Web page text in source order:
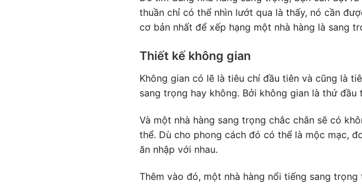
thuần chỉ có thể nhìn lướt qua là thấy, nó cần
cơ bản nhất để xếp hạng một nhà hàng là sang
Thiết kế không gian
Không gian có lẽ là tiêu chí đầu tiên và cũng là
sang trọng hay không. Bởi không gian là thứ
Và một nhà hàng sang trọng chắc chắn sẽ có
thể. Dù cho phong cách đó có thể là mộc mạc,
ăn nhập với nhau.
Thêm vào đó, một nhà hàng nổi tiếng sang